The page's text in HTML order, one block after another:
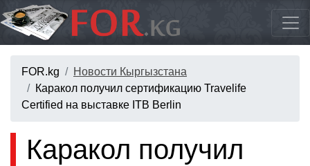
FOR.kg
Новости Кыргызстана
Каракол получил сертификацию Travelife
Certified на выставке ITB Berlin
Каракол получил